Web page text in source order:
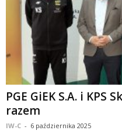
PGE GiEK S.A. i KPS
razem
IW-C - 6 października 2025